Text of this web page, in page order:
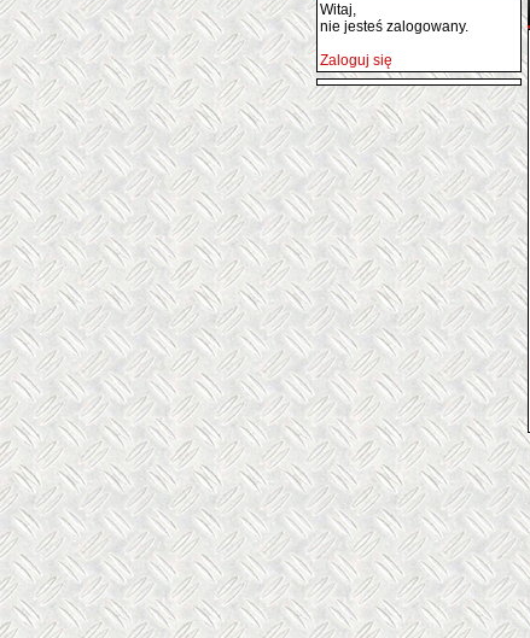
Witaj,
nie jesteś zalogowany.
Zaloguj się